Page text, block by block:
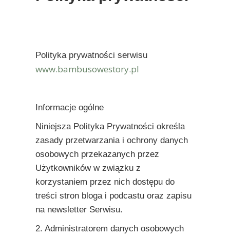
Polityka prywatności serwisu
www.bambusowestory.pl
Informacje ogólne
Niniejsza Polityka Prywatności określa
zasady przetwarzania i ochrony danych
osobowych przekazanych przez
Użytkowników w związku z
korzystaniem przez nich dostępu do
treści stron bloga i podcastu oraz zapisu
na newsletter Serwisu.
2. Administratorem danych osobowych